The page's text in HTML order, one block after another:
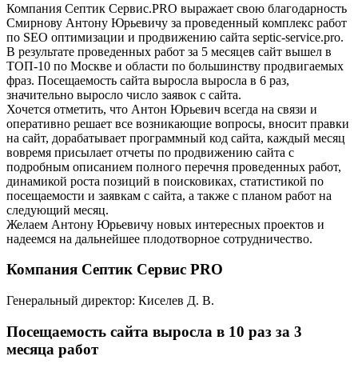
Компания Септик Сервис.PRO выражает свою благодарность
Смирнову Антону Юрьевичу за проведенный комплекс работ
по SEO оптимизации и продвижению сайта septic-service.pro.
В результате проведенных работ за 5 месяцев сайт вышел в
ТОП-10 по Москве и области по большинству продвигаемых
фраз. Посещаемость сайта выросла выросла в 6 раз,
значительно выросло число заявок с сайта.
Хочется отметить, что Антон Юрьевич всегда на связи и
оперативно решает все возникающие вопросы, вносит правки
на сайт, дорабатывает программный код сайта, каждый месяц
вовремя присылает отчеты по продвижению сайта с
подробным описанием полного перечня проведенных работ,
динамикой роста позиций в поисковиках, статистикой по
посещаемости и заявкам с сайта, а также с планом работ на
следующий месяц.
Желаем Антону Юрьевичу новых интересных проектов и
надеемся на дальнейшее плодотворное сотрудничество.
Компания Септик Сервис PRO
Генеральный директор: Киселев Д. В.
Посещаемость сайта выросла в 10 раз за 3
месяца работ